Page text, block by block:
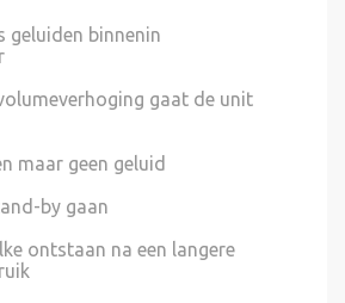
geluiden binnenin
gaat de unit
maar geen geluid
by gaan
ontstaan na een langere